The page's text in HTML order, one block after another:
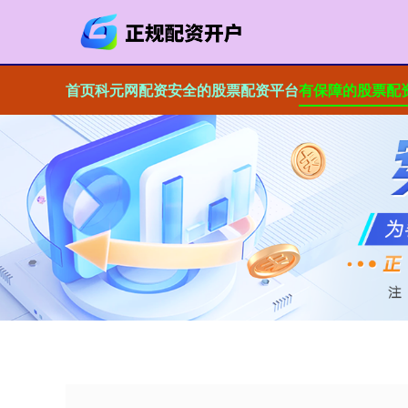
首页科元网配资安全的股票配资平台有保障的股票配